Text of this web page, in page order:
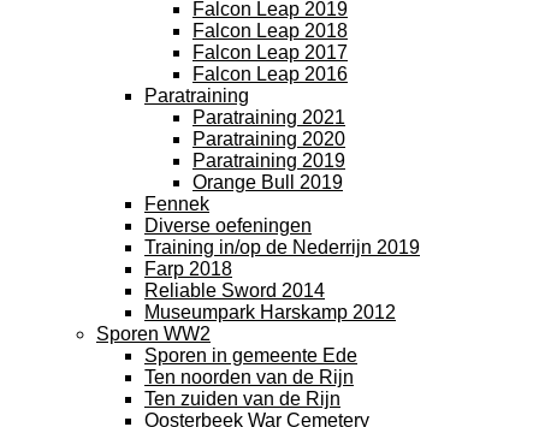
Falcon Leap 2019
Falcon Leap 2018
Falcon Leap 2017
Falcon Leap 2016
Paratraining
Paratraining 2021
Paratraining 2020
Paratraining 2019
Orange Bull 2019
Fennek
Diverse oefeningen
Training in/op de Nederrijn 2019
Farp 2018
Reliable Sword 2014
Museumpark Harskamp 2012
Sporen WW2
Sporen in gemeente Ede
Ten noorden van de Rijn
Ten zuiden van de Rijn
Oosterbeek War Cemetery